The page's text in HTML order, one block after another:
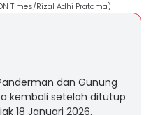
Times/Rizal Adhi Pratama)
dan Gunung
kembali setelah ditutup
18 Januari 2026.